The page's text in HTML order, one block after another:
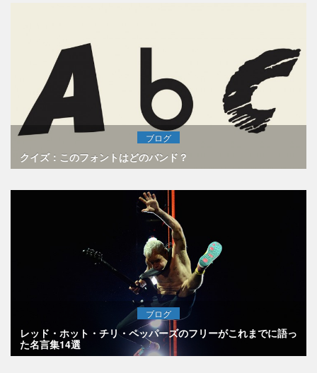
ブログ
クイズ：このフォントはどのバンド？
ブログ
レッド・ホット・チリ・ペッパーズのフリーがこれまでに語っ
た名言集14選